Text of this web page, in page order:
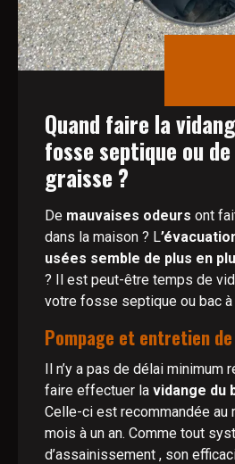
Quand faire la
fosse septique ou
graisse ?
De mauvaises odeurs ont
dans la maison ? L
usées semble de plus en
? Il est peut-être temps de
votre fosse septique ou bac à
Pompage et entretien
Il n’y a pas de délai minimum
faire effectuer la vidange du
Celle-ci est recommandée au
mois à un an. Comme tout
d’assainissement , son